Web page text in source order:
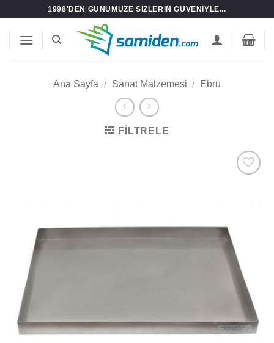
1998'DEN GÜNÜMÜZE SIZLERIN GÜVENIYLE...
Ana Sayfa / Sanat Malzemesi / Ebru
FILTRELE